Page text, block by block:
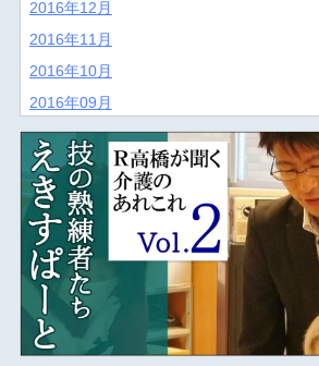
2016年12月
2016年11月
2016年10月
2016年09月
2016年08月
2016年07月
2016年06月
2016年05月
2016年04月
2016年03月
2016年02月
2016年01月